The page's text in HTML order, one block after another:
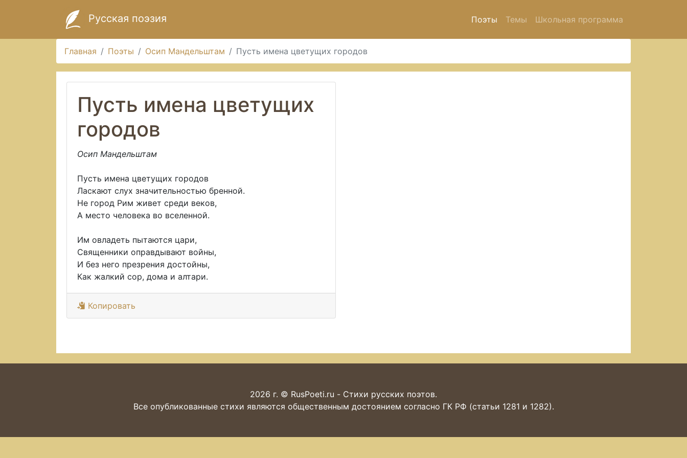
Русская поэзия Поэты Темы Школьная программа
Главная Поэты Осип Мандельштам Пусть имена цветущих городов
Пусть имена цветущих
городов
Осип Мандельштам
Пусть имена цветущих городов
Ласкают слух значительностью бренной.
Не город Рим живет среди веков,
А место человека во вселенной.
Им овладеть пытаются цари,
Священники оправдывают войны,
И без него презрения достойны,
Как жалкий сор, дома и алтари.
Копировать
2026 г. © RusPoeti.ru - Стихи русских поэтов.
Все опубликованные стихи являются общественным достоянием согласно ГК РФ (статьи 1281 и 1282).